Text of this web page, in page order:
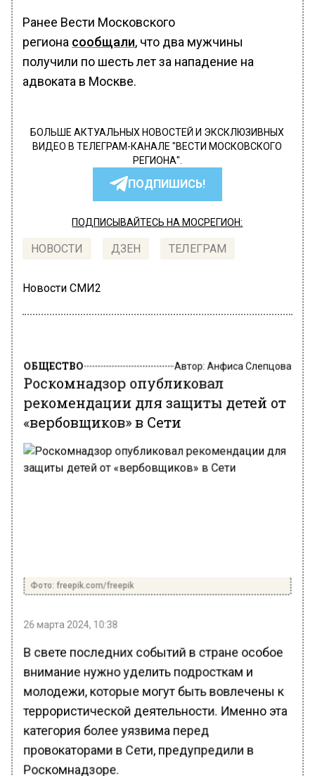
Ранее Вести Московского
региона сообщали, что два мужчины
получили по шесть лет за нападение на
адвоката в Москве.
БОЛЬШЕ АКТУАЛЬНЫХ НОВОСТЕЙ И ЭКСКЛЮЗИВНЫХ
ВИДЕО В ТЕЛЕГРАМ-КАНАЛЕ "ВЕСТИ МОСКОВСКОГО
РЕГИОНА".
ПОДПИШИСЬ!
ПОДПИСЫВАЙТЕСЬ НА МОСРЕГИОН:
НОВОСТИ ДЗЕН ТЕЛЕГРАМ
Новости СМИ2
ОБЩЕСТВО Автор: Анфиса Слепцова
Роскомнадзор опубликовал
рекомендации для защиты детей от
«вербовщиков» в Сети
Фото: freepik.com/freepik
26 марта 2024, 10:38
В свете последних событий в стране особое
внимание нужно уделить подросткам и
молодежи, которые могут быть вовлечены к
террористической деятельности. Именно эта
категория более уязвима перед
провокаторами в Сети, предупредили в
Роскомнадзоре.